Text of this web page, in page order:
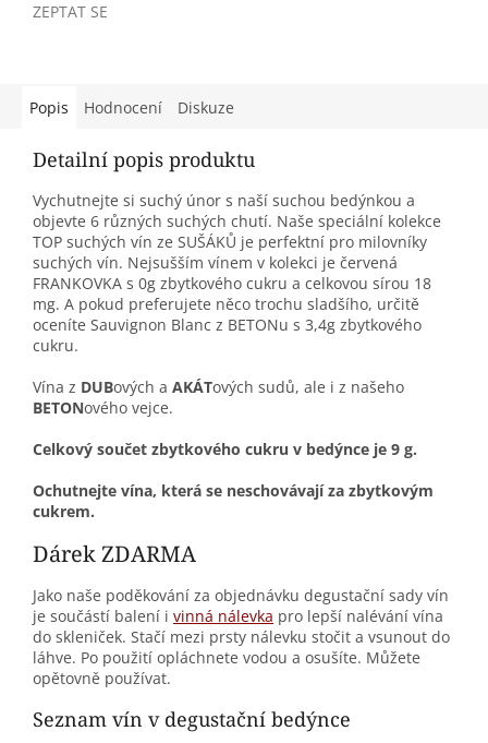
ZEPTAT SE
Popis Hodnocení Diskuze
Detailní popis produktu
Vychutnejte si suchý únor s naší suchou bedýnkou a
objevte 6 různých suchých chutí. Naše speciální kolekce
TOP suchých vín ze SUŠÁKŮ je perfektní pro milovníky
suchých vín. Nejsušším vínem v kolekci je červená
FRANKOVKA s 0g zbytkového cukru a celkovou sírou 18
mg. A pokud preferujete něco trochu sladšího, určitě
oceníte Sauvignon Blanc z BETONu s 3,4g zbytkového
cukru.
Vína z DUBových a AKÁTových sudů, ale i z našeho
BETONového vejce.
Celkový součet zbytkového cukru v bedýnce je 9 g.
Ochutnejte vína, která se neschovávají za zbytkovým
cukrem.
Dárek ZDARMA
Jako naše poděkování za objednávku degustační sady vín
je součástí balení i vinná nálevka pro lepší nalévání vína
do skleniček. Stačí mezi prsty nálevku stočit a vsunout do
láhve. Po použití opláchnete vodou a osušíte. Můžete
opětovně používat.
Seznam vín v degustační bedýnce